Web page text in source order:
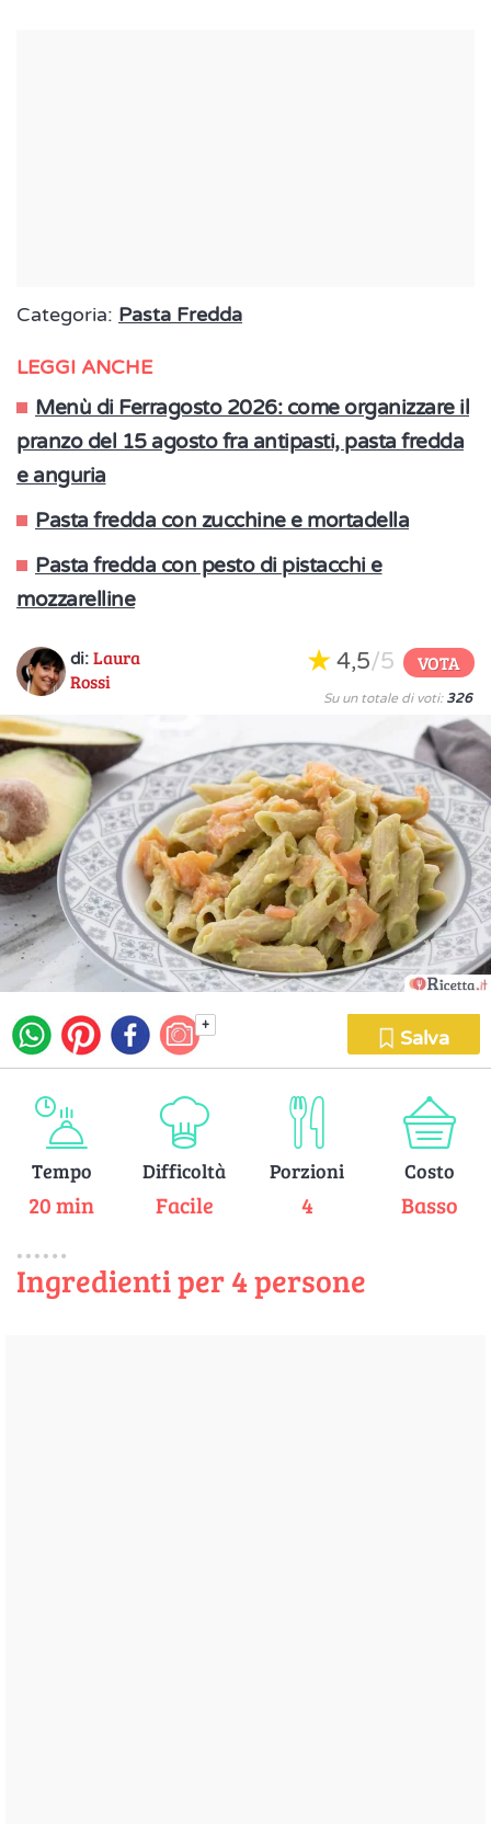
Categoria: Pasta Fredda
LEGGI ANCHE
Menù di Ferragosto 2026: come organizzare il
pranzo del 15 agosto fra antipasti, pasta fredda
e anguria
Pasta fredda con zucchine e mortadella
Pasta fredda con pesto di pistacchi e
mozzarelline
di: Laura
Rossi
4,5/5 VOTA
Su un totale di voti: 326
+
Salva
Tempo
20 min
Difficoltà
Facile
Porzioni
4
Costo
Basso
Ingredienti per 4 persone